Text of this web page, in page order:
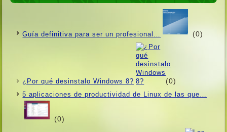
Guí­a definitiva para ser un profesional… (0)
¿Por qué desinstalo Windows 8? (0)
5 aplicaciones de productividad de Linux de las que…
(0)